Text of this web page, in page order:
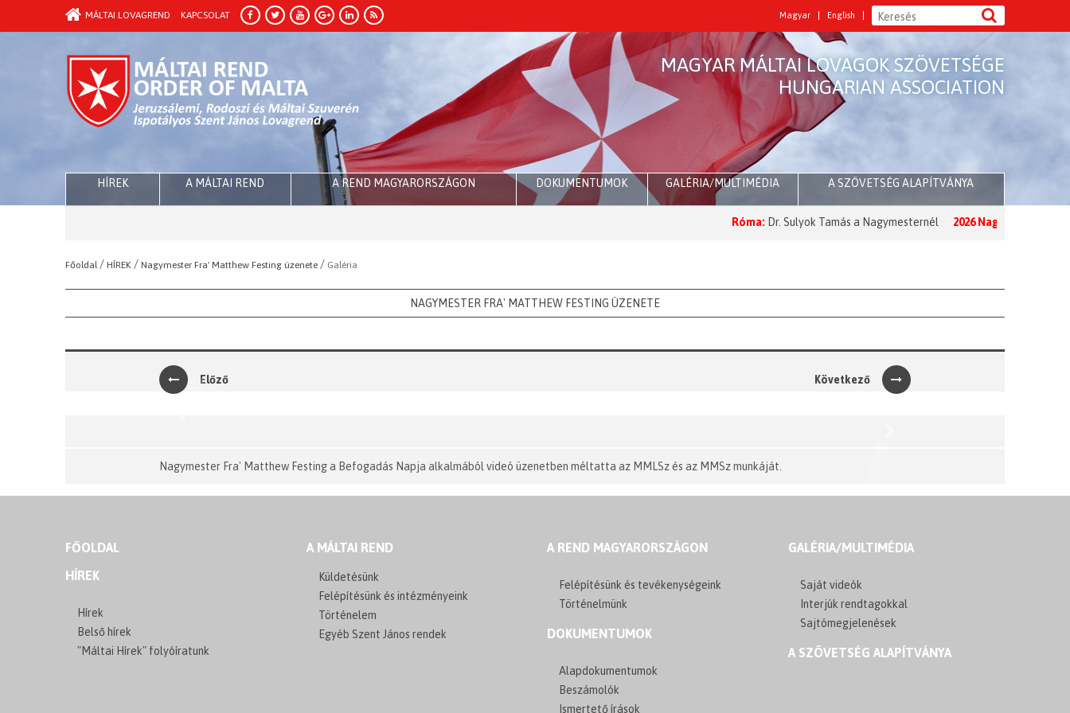
Magyar English
MÁLTAI LOVAGREND KAPCSOLAT
MAGYAR MÁLTAI LOVAGOK SZÖVETSÉGE
HUNGARIAN ASSOCIATION
HÍREK A MÁLTAI REND A REND MAGYARORSZÁGON DOKUMENTUMOK GALÉRIA/MULTIMÉDIA A SZÖVETSÉG ALAPÍTVÁNYA
Róma:Dr. Sulyok Tamás a Nagymesternél 2026 Nagyböjt:
Főoldal / HÍREK / Nagymester Fra' Matthew Festing üzenete / Galéria
NAGYMESTER FRA' MATTHEW FESTING ÜZENETE
Előző Következő
Nagymester Fra' Matthew Festing a Befogadás Napja alkalmából videó üzenetben méltatta az MMLSz és az MMSz munkáját.
FŐOLDAL
HÍREK
Hírek
Belső hírek
"Máltai Hírek" folyóíratunk
A MÁLTAI REND
Küldetésünk
Felépítésünk és intézményeink
Történelem
Egyéb Szent János rendek
A REND MAGYARORSZÁGON
Felépítésünk és tevékenységeink
Történelmünk
DOKUMENTUMOK
Alapdokumentumok
Beszámolók
Ismertető írások
GALÉRIA/MULTIMÉDIA
Saját videók
Interjúk rendtagokkal
Sajtómegjelenések
A SZÖVETSÉG ALAPÍTVÁNYA